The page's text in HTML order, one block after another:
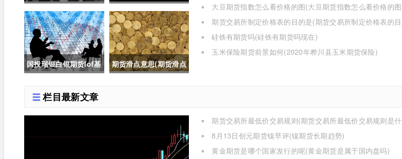
行的呢(黄金期货是属于
国内盘吗)
准对价格的影响(苹果期
货合约交割新标准对价
格的影响有哪些)
国投瑞银白银期货lof基
银期货lof基金实时行情
期货滑点意思(期货滑点
大豆期货指数怎么看价格的图(大豆期货指数怎么看价格的图
期货交易所制定价格表的目的是(期货交易所制定价格表的目
的是什么)
硅铁有期货吗(硅铁有期货吗现在)
玉米保险期货前景如何(2020年桦川县玉米期货保险)
栏目最新文章
期货交易所最低价交易规则(期货交易所最低价交易规则是什
8月13日创元期货镍早评(镍期货长期趋势)
黄金期货是哪个国家发行的呢(黄金期货是属于国内盘吗)